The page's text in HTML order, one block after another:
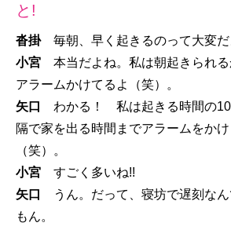
と!
沓掛 毎朝、早く起きるのって大変だ
小宮 本当だよね。私は朝起きられ
アラームかけてるよ（笑）。
矢口 わかる！ 私は起きる時間の
隔で家を出る時間までアラームをか
（笑）。
小宮 すごく多いね!!
矢口
うん。だって、寝坊で遅刻な
もん。